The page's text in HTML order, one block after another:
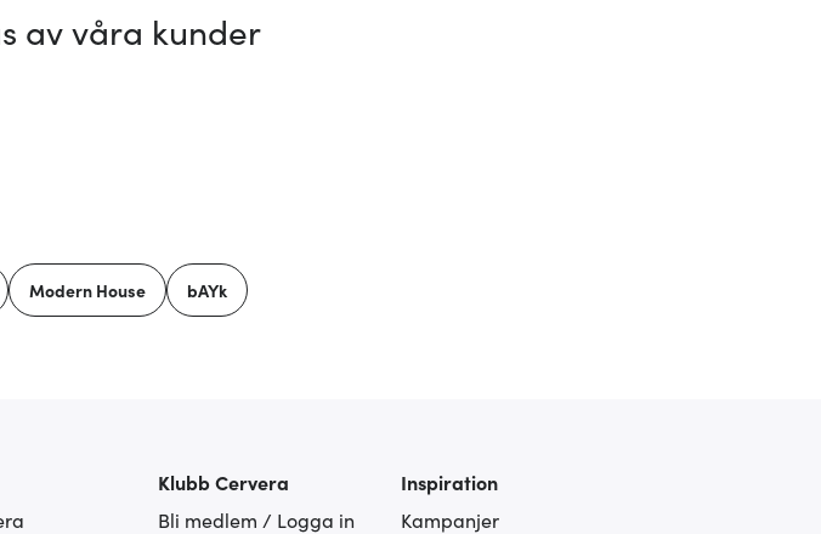
av våra kunder
Modern House bAYk
Klubb Cervera
Bli medlem / Logga in
Inspiration
Kampanjer